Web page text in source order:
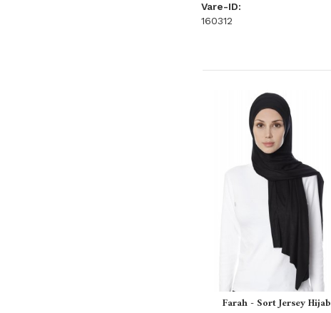
Vare-ID:
160312
Farah - Sort Jersey Hijab